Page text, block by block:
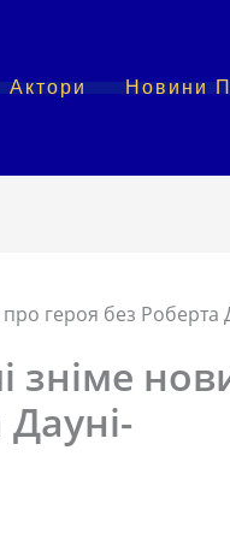
Актори Новини
героя без Роберта
зніме